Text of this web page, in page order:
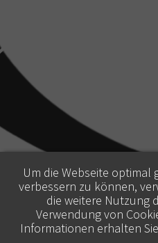
Um die Webseite
verbessern zu können,
die weitere Nutzung
Verwendung von
Informationen erhalten